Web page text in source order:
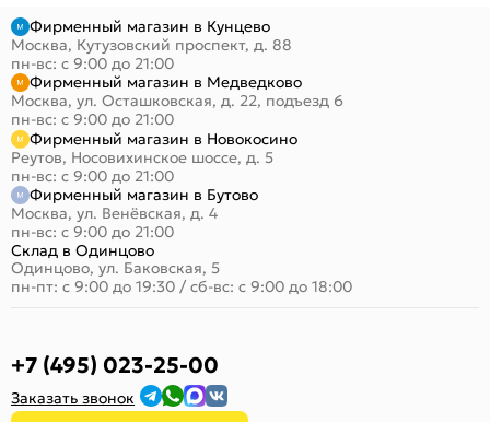
Фирменный магазин в Кунцево
Москва, Кутузовский проспект, д. 88
пн-вс: с 9:00 до 21:00
Фирменный магазин в Медведково
Москва, ул. Осташковская, д. 22, подъезд 6
пн-вс: с 9:00 до 21:00
Фирменный магазин в Новокосино
Реутов, Носовихинское шоссе, д. 5
пн-вс: с 9:00 до 21:00
Фирменный магазин в Бутово
Москва, ул. Венёвская, д. 4
пн-вс: с 9:00 до 21:00
Склад в Одинцово
Одинцово, ул. Баковская, 5
пн-пт: с 9:00 до 19:30 / сб-вс: с 9:00 до 18:00
+7 (495) 023-25-00
Заказать звонок